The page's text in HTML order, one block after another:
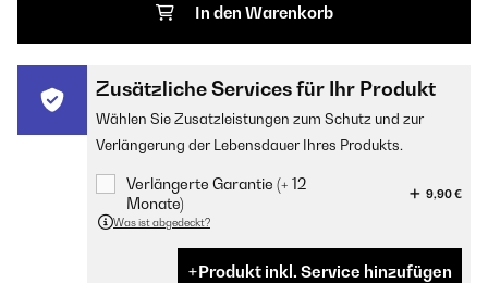
In den Warenkorb
Zusätzliche Services für Ihr Produkt
Wählen Sie Zusatzleistungen zum Schutz und zur
Verlängerung der Lebensdauer Ihres Produkts.
Verlängerte Garantie (+ 12
Monate)
9,90 €
Was ist abgedeckt?
Produkt inkl. Service hinzufügen